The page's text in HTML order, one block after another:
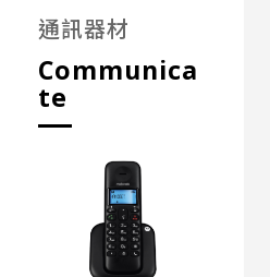
通訊器材
Communica
te